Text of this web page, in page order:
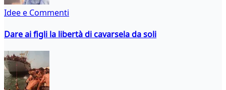
Idee e Commenti
Dare ai figli la libertà di cavarsela da soli